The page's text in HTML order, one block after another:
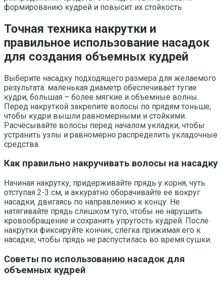
формированию кудрей и повысит их стойкость.
Точная техника накрутки и
правильное использование насадок
для создания объемных кудрей
Выберите насадку подходящего размера для желаемого
результата: маленькая диаметр обеспечивает тугие
кудри, большая – более мягкие и объемные волны.
Перед накруткой закрепите волосы по прядям тоньше,
чтобы кудри вышли равномерными и стойкими.
Расчёсывайте волосы перед началом укладки, чтобы
устранить узлы и равномерно распределить укладочные
средства.
Как правильно накручивать волосы на насадку
Начиная накрутку, придерживайте прядь у корня, чуть
отступая 2-3 см, и аккуратно оборачивайте ее вокруг
насадки, двигаясь по направлению к концу. Не
натягивайте прядь слишком туго, чтобы не нарушить
кровообращение и сохранить упругость кудрей. После
накрутки фиксируйте кончик, слегка прижимая его к
насадке, чтобы прядь не распустилась во время сушки.
Советы по использованию насадок для
объемных кудрей